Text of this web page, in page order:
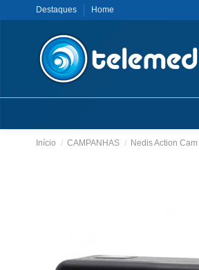
Destaques Home
Início CAMPANHAS Nedis Action